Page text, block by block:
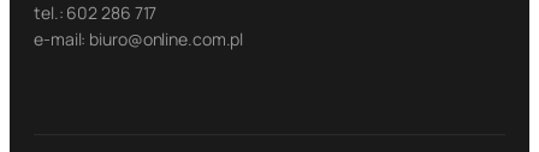
tel.: 602 286 717
e-mail: biuro@online.com.pl